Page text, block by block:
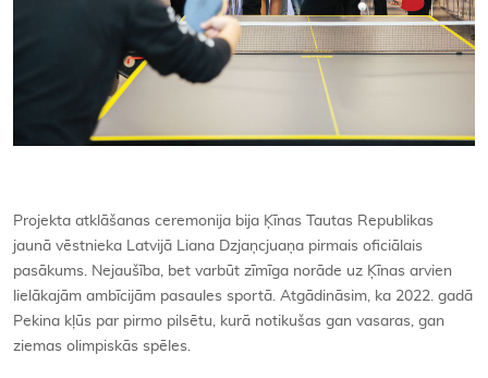
Projekta atklāšanas ceremonija bija Ķīnas Tautas Republikas
jaunā vēstnieka Latvijā Liana Dzjaņcjuaņa pirmais oficiālais
pasākums. Nejaušība, bet varbūt zīmīga norāde uz Ķīnas arvien
lielākajām ambīcijām pasaules sportā. Atgādināsim, ka 2022. gadā
Pekina kļūs par pirmo pilsētu, kurā notikušas gan vasaras, gan
ziemas olimpiskās spēles.